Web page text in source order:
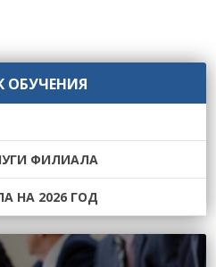
ОБУЧЕНИЯ
ФИЛИАЛА
НА 2026 ГОД